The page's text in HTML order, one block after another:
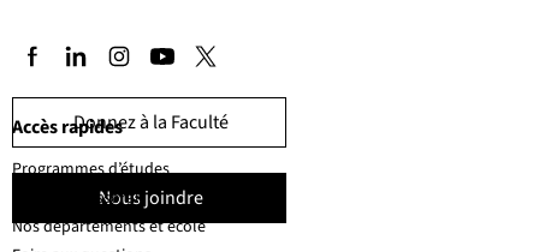
Donnez à la Faculté
Nous joindre
Accès rapides
Programmes d’études
Corps professoral
Nos départements et école